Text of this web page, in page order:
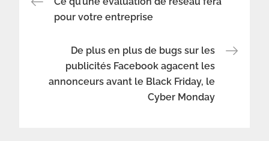
Navigation
l’article
pour votre entreprise
De plus en plus de bugs sur les
publicités Facebook agacent les
annonceurs avant le Black Friday, le
Cyber ​​Monday